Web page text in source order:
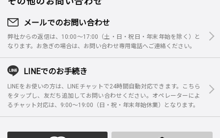
メールでのお問い合わせ
弊社からの返信は、10:00～17:00（土・日・祝日・年末年始を除く）と
なります。お急ぎの場合は、お問い合わせ専用電話へご連絡ください。
LINEでのお手続き
LINEをお使いの方は、LINEチャットで24時間自動対応できます。こちら
をタップし、友だち追加してお問い合わせください。オペレーターによ
るチャット対応は、9:00～19:00（日・祝・年末年始休業）となります。